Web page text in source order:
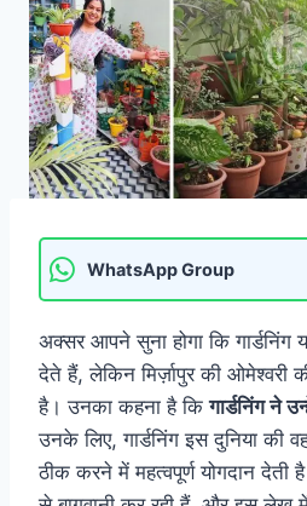
WhatsApp Group
अक्सर आपने सुना होगा कि
देते हैं, लेकिन मिर्ज़ापुर की
है। उनका कहना है किगार्डनिंग ने
उनके लिए, गार्डनिंग इस दुनिया की
ठीक करने में महत्वपूर्ण योगदान